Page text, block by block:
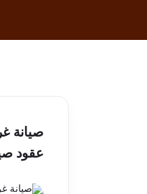
عقود